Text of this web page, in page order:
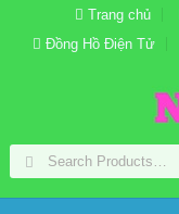
Trang chủ
Đồng Hồ Điện Tử